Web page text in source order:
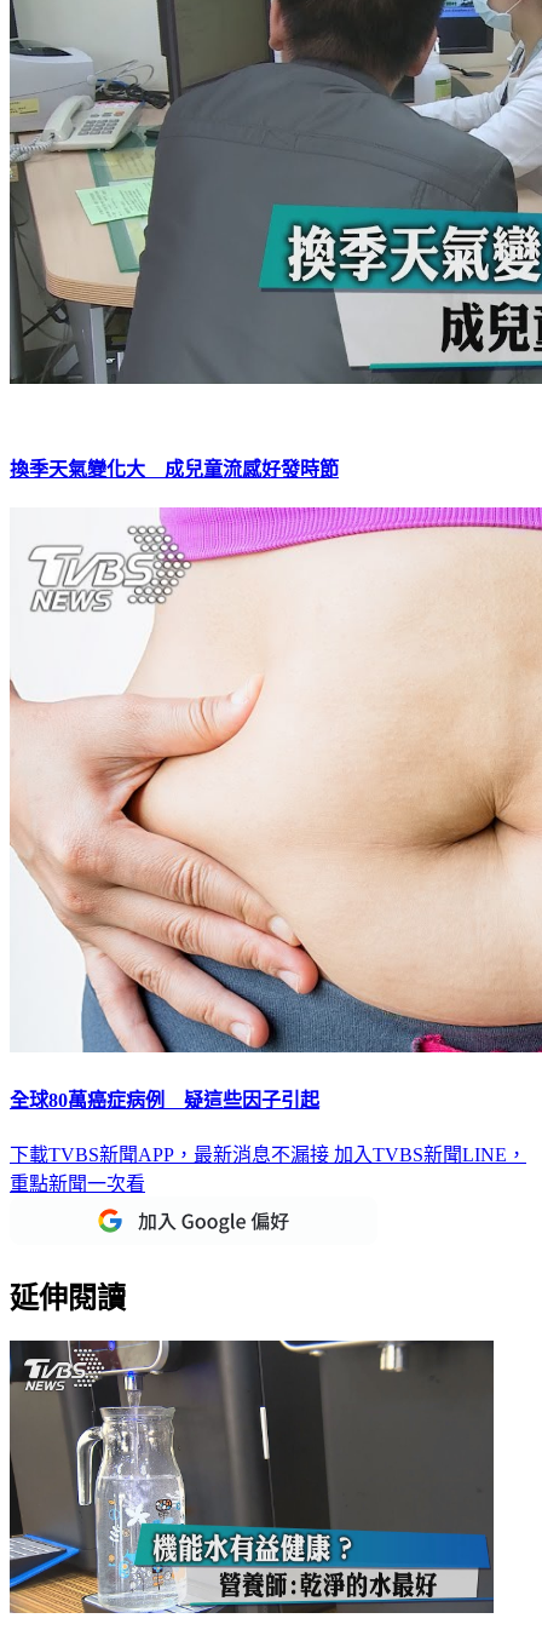
換季天氣變化大 成兒童流感好發時節
全球80萬癌症病例 疑這些因子引起
下載TVBS新聞APP，最新消息不漏接 加入TVBS新聞LINE，
重點新聞一次看
延伸閱讀